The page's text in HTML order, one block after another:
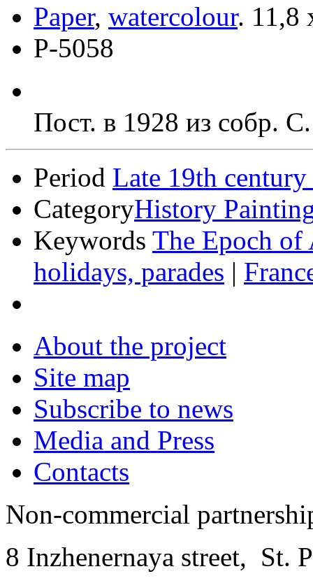
Paper, watercolour. 11,8
Р-5058
Пост. в 1928 из собр.
Period Late 19th
CategoryHistory
Keywords The Epoch
holidays, parades |
About the project
Site map
Subscribe to news
Media and Press
Contacts
Non-commercial
8 Inzhenernaya street, St.